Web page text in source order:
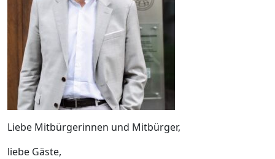
Liebe Mitbürgerinnen und Mitbürger,
liebe Gäste,